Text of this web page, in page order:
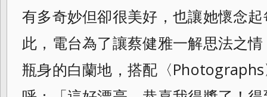
有多奇妙但卻很美好， 也讓她懷念
此， 電台為了讓蔡健雅一解思法之
瓶身的白蘭地，搭配〈Photographs